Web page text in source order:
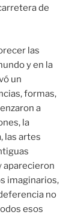
de
las
y en la
un
formas,
a
la
las artes
aparecieron
imaginarios,
no
esos